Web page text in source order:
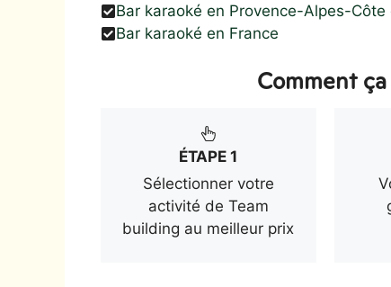
Bar karaoké en Provence-Alpes-Côte
Bar karaoké en France
Comment
ÉTAPE 1
Sélectionner votre
activité de Team
building au meilleur prix